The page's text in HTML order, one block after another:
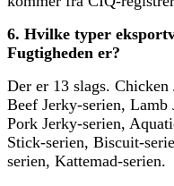
6. Hvilke typer
Fugtigheden er?
Der er 13 slags.
Beef Jerky-serien, Lamb
Pork Jerky-serien,
Stick-serien, Biscuit-
serien, Kattemad-serien.